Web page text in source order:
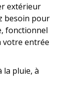
extérieur
besoin pour
fonctionnel
votre entrée
la pluie, à